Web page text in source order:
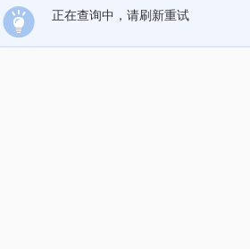
正在查询中，请刷新重试